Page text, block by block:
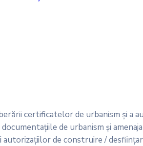
certificatelor de urbanism și a
de urbanism și
de construire /